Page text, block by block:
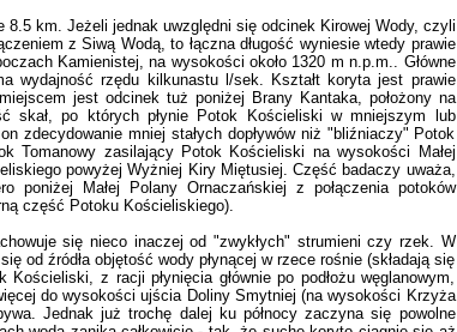
km. Jeżeli jednak uwzględni się odcinek Kirowej Wody, czyli
z Siwą Wodą, to łączna długość wyniesie wtedy prawie
Kamienistej, na wysokości około 1320 m n.p.m.. Główne
wydajność rzędu kilkunastu l/sek. Kształt koryta jest prawie
jest odcinek tuż poniżej Brany Kantaka, położony na
skał, po których płynie Potok Kościeliski w mniejszym lub
zdecydowanie mniej stałych dopływów niż "bliźniaczy" Potok
Tomanowy zasilający Potok Kościeliski na wysokości Małej
powyżej Wyżniej Kiry Miętusiej. Część badaczy uważa,
poniżej Małej Polany Ornaczańskiej z połączenia potoków
część Potoku Kościeliskiego).
się nieco inaczej od "zwykłych" strumieni czy rzek. W
od źródła objętość wody płynącej w rzece rośnie (składają się
z racji płynięcia głównie po podłożu węglanowym,
do wysokości ujścia Doliny Smytniej (na wysokości Krzyża
Jednak już trochę dalej ku północy zaczyna się powolne